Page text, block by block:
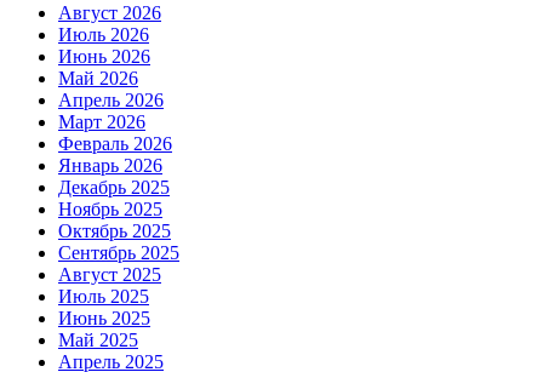
Август 2026
Июль 2026
Июнь 2026
Май 2026
Апрель 2026
Март 2026
Февраль 2026
Январь 2026
Декабрь 2025
Ноябрь 2025
Октябрь 2025
Сентябрь 2025
Август 2025
Июль 2025
Июнь 2025
Май 2025
Апрель 2025